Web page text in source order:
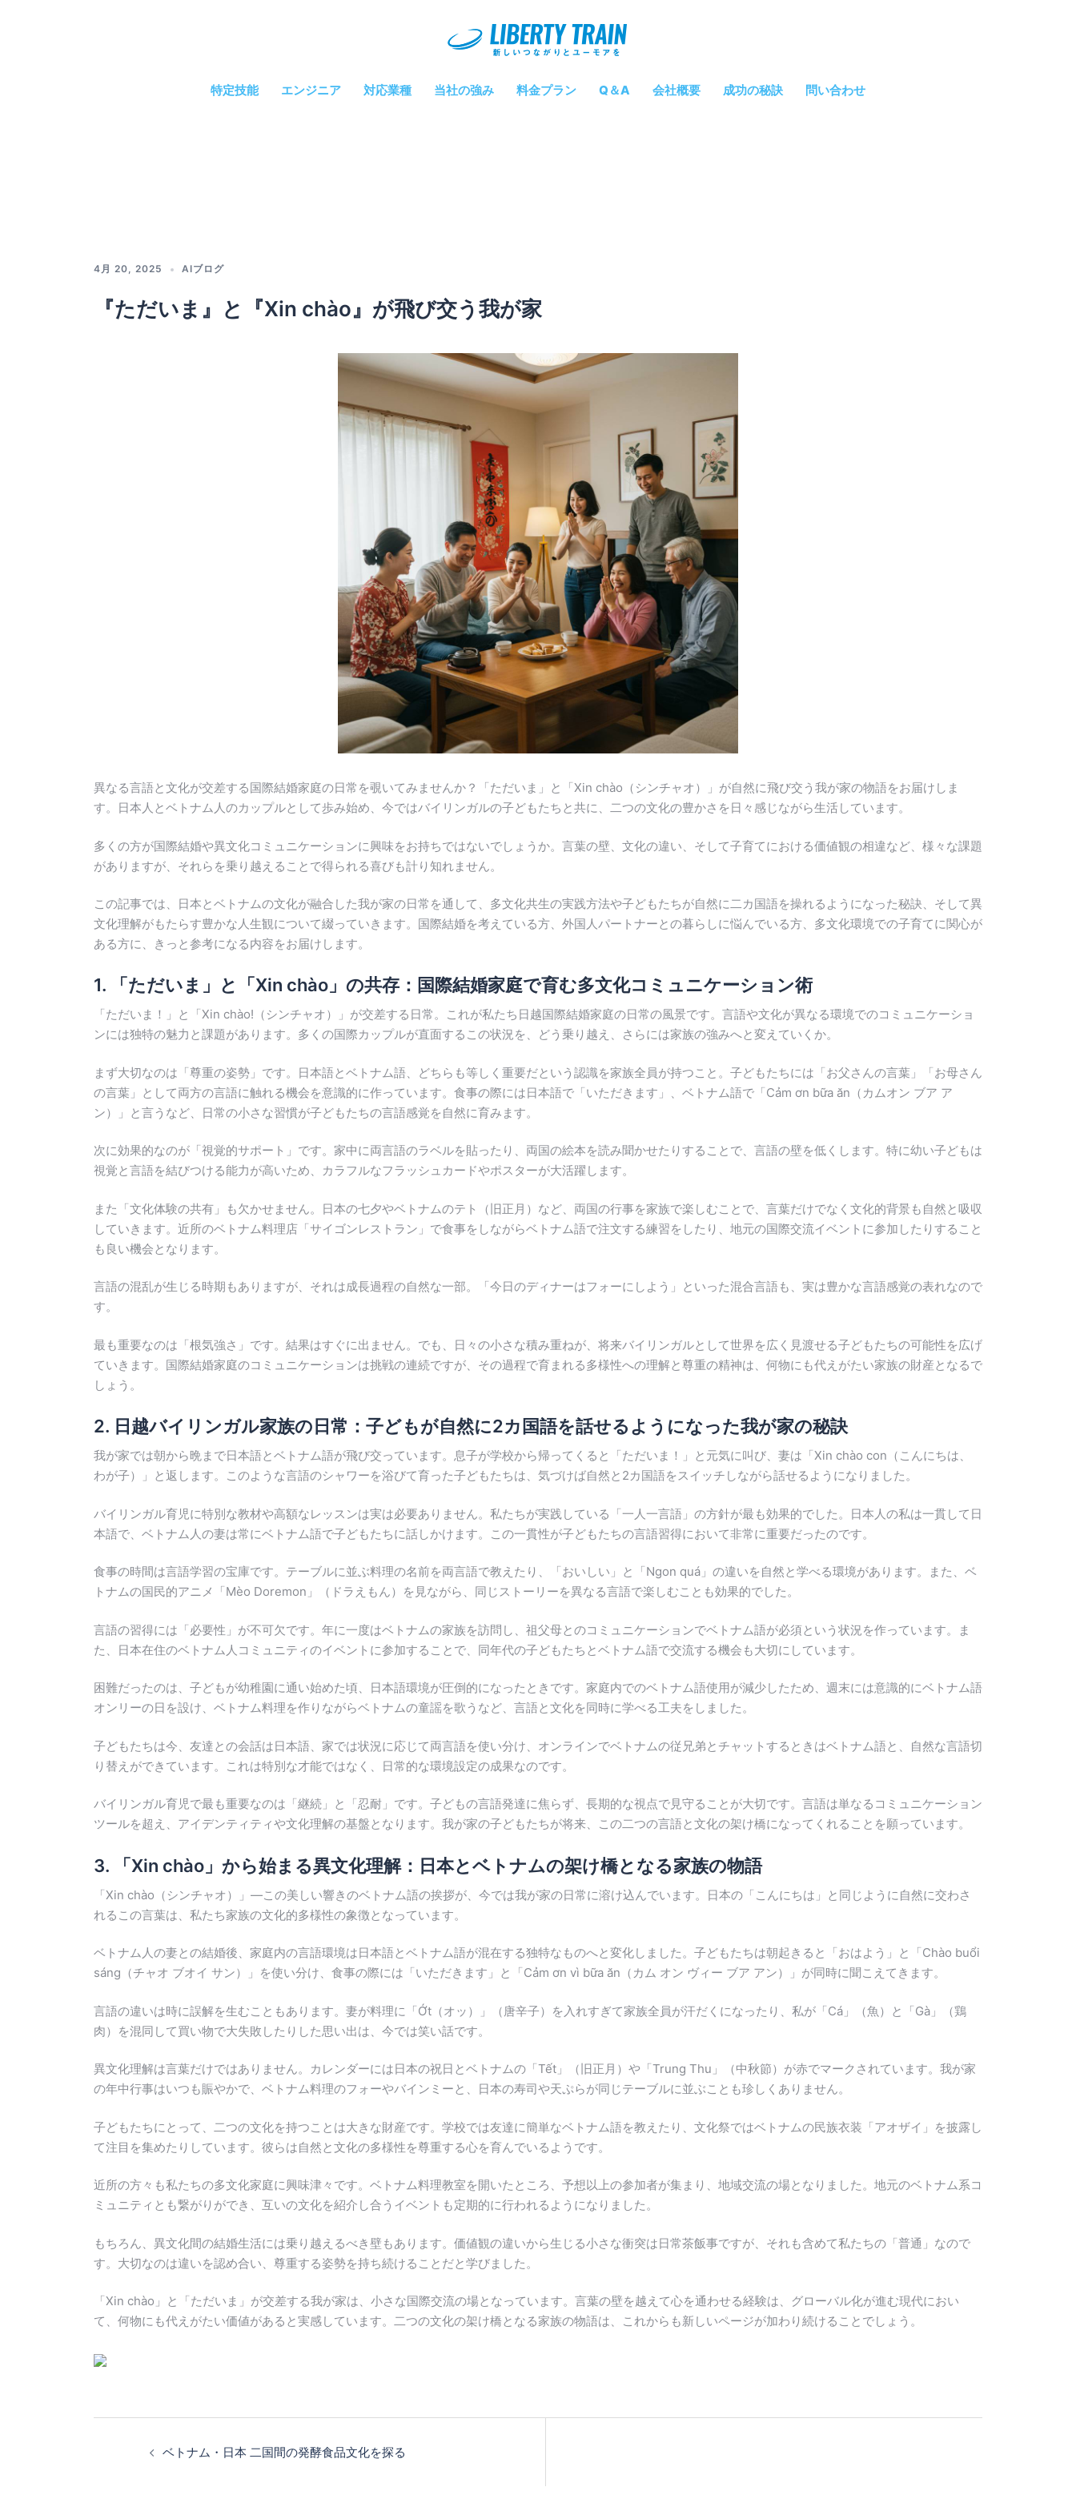
特定技能 エンジニア 対応業種 当社の強み 料金プラン Q＆A 会社概要 成功の秘訣 問い合わせ
4月 20, 2025 AIブログ
『ただいま』と『Xin chào』が飛び交う我が家
異なる言語と文化が交差する国際結婚家庭の日常を覗いてみませんか？「ただいま」と「Xin chào（シンチャオ）」が自然に飛び交う我が家の物語をお届けしま
す。日本人とベトナム人のカップルとして歩み始め、今ではバイリンガルの子どもたちと共に、二つの文化の豊かさを日々感じながら生活しています。
多くの方が国際結婚や異文化コミュニケーションに興味をお持ちではないでしょうか。言葉の壁、文化の違い、そして子育てにおける価値観の相違など、様々な課題
がありますが、それらを乗り越えることで得られる喜びも計り知れません。
この記事では、日本とベトナムの文化が融合した我が家の日常を通して、多文化共生の実践方法や子どもたちが自然に二カ国語を操れるようになった秘訣、そして異
文化理解がもたらす豊かな人生観について綴っていきます。国際結婚を考えている方、外国人パートナーとの暮らしに悩んでいる方、多文化環境での子育てに関心が
ある方に、きっと参考になる内容をお届けします。
1. 「ただいま」と「Xin chào」の共存：国際結婚家庭で育む多文化コミュニケーション術
「ただいま！」と「Xin chào!（シンチャオ）」が交差する日常。これが私たち日越国際結婚家庭の日常の風景です。言語や文化が異なる環境でのコミュニケーショ
ンには独特の魅力と課題があります。多くの国際カップルが直面するこの状況を、どう乗り越え、さらには家族の強みへと変えていくか。
まず大切なのは「尊重の姿勢」です。日本語とベトナム語、どちらも等しく重要だという認識を家族全員が持つこと。子どもたちには「お父さんの言葉」「お母さん
の言葉」として両方の言語に触れる機会を意識的に作っています。食事の際には日本語で「いただきます」、ベトナム語で「Cảm ơn bữa ăn（カムオン ブア ア
ン）」と言うなど、日常の小さな習慣が子どもたちの言語感覚を自然に育みます。
次に効果的なのが「視覚的サポート」です。家中に両言語のラベルを貼ったり、両国の絵本を読み聞かせたりすることで、言語の壁を低くします。特に幼い子どもは
視覚と言語を結びつける能力が高いため、カラフルなフラッシュカードやポスターが大活躍します。
また「文化体験の共有」も欠かせません。日本の七夕やベトナムのテト（旧正月）など、両国の行事を家族で楽しむことで、言葉だけでなく文化的背景も自然と吸収
していきます。近所のベトナム料理店「サイゴンレストラン」で食事をしながらベトナム語で注文する練習をしたり、地元の国際交流イベントに参加したりすること
も良い機会となります。
言語の混乱が生じる時期もありますが、それは成長過程の自然な一部。「今日のディナーはフォーにしよう」といった混合言語も、実は豊かな言語感覚の表れなので
す。
最も重要なのは「根気強さ」です。結果はすぐに出ません。でも、日々の小さな積み重ねが、将来バイリンガルとして世界を広く見渡せる子どもたちの可能性を広げ
ていきます。国際結婚家庭のコミュニケーションは挑戦の連続ですが、その過程で育まれる多様性への理解と尊重の精神は、何物にも代えがたい家族の財産となるで
しょう。
2. 日越バイリンガル家族の日常：子どもが自然に2カ国語を話せるようになった我が家の秘訣
我が家では朝から晩まで日本語とベトナム語が飛び交っています。息子が学校から帰ってくると「ただいま！」と元気に叫び、妻は「Xin chào con（こんにちは、
わが子）」と返します。このような言語のシャワーを浴びて育った子どもたちは、気づけば自然と2カ国語をスイッチしながら話せるようになりました。
バイリンガル育児に特別な教材や高額なレッスンは実は必要ありません。私たちが実践している「一人一言語」の方針が最も効果的でした。日本人の私は一貫して日
本語で、ベトナム人の妻は常にベトナム語で子どもたちに話しかけます。この一貫性が子どもたちの言語習得において非常に重要だったのです。
食事の時間は言語学習の宝庫です。テーブルに並ぶ料理の名前を両言語で教えたり、「おいしい」と「Ngon quá」の違いを自然と学べる環境があります。また、ベ
トナムの国民的アニメ「Mèo Doremon」（ドラえもん）を見ながら、同じストーリーを異なる言語で楽しむことも効果的でした。
言語の習得には「必要性」が不可欠です。年に一度はベトナムの家族を訪問し、祖父母とのコミュニケーションでベトナム語が必須という状況を作っています。ま
た、日本在住のベトナム人コミュニティのイベントに参加することで、同年代の子どもたちとベトナム語で交流する機会も大切にしています。
困難だったのは、子どもが幼稚園に通い始めた頃、日本語環境が圧倒的になったときです。家庭内でのベトナム語使用が減少したため、週末には意識的にベトナム語
オンリーの日を設け、ベトナム料理を作りながらベトナムの童謡を歌うなど、言語と文化を同時に学べる工夫をしました。
子どもたちは今、友達との会話は日本語、家では状況に応じて両言語を使い分け、オンラインでベトナムの従兄弟とチャットするときはベトナム語と、自然な言語切
り替えができています。これは特別な才能ではなく、日常的な環境設定の成果なのです。
バイリンガル育児で最も重要なのは「継続」と「忍耐」です。子どもの言語発達に焦らず、長期的な視点で見守ることが大切です。言語は単なるコミュニケーション
ツールを超え、アイデンティティや文化理解の基盤となります。我が家の子どもたちが将来、この二つの言語と文化の架け橋になってくれることを願っています。
3. 「Xin chào」から始まる異文化理解：日本とベトナムの架け橋となる家族の物語
「Xin chào（シンチャオ）」―この美しい響きのベトナム語の挨拶が、今では我が家の日常に溶け込んでいます。日本の「こんにちは」と同じように自然に交わさ
れるこの言葉は、私たち家族の文化的多様性の象徴となっています。
ベトナム人の妻との結婚後、家庭内の言語環境は日本語とベトナム語が混在する独特なものへと変化しました。子どもたちは朝起きると「おはよう」と「Chào buổi
sáng（チャオ ブオイ サン）」を使い分け、食事の際には「いただきます」と「Cảm ơn vì bữa ăn（カム オン ヴィー ブア アン）」が同時に聞こえてきます。
言語の違いは時に誤解を生むこともあります。妻が料理に「Ớt（オッ）」（唐辛子）を入れすぎて家族全員が汗だくになったり、私が「Cá」（魚）と「Gà」（鶏
肉）を混同して買い物で大失敗したりした思い出は、今では笑い話です。
異文化理解は言葉だけではありません。カレンダーには日本の祝日とベトナムの「Tết」（旧正月）や「Trung Thu」（中秋節）が赤でマークされています。我が家
の年中行事はいつも賑やかで、ベトナム料理のフォーやバインミーと、日本の寿司や天ぷらが同じテーブルに並ぶことも珍しくありません。
子どもたちにとって、二つの文化を持つことは大きな財産です。学校では友達に簡単なベトナム語を教えたり、文化祭ではベトナムの民族衣装「アオザイ」を披露し
て注目を集めたりしています。彼らは自然と文化の多様性を尊重する心を育んでいるようです。
近所の方々も私たちの多文化家庭に興味津々です。ベトナム料理教室を開いたところ、予想以上の参加者が集まり、地域交流の場となりました。地元のベトナム系コ
ミュニティとも繋がりができ、互いの文化を紹介し合うイベントも定期的に行われるようになりました。
もちろん、異文化間の結婚生活には乗り越えるべき壁もあります。価値観の違いから生じる小さな衝突は日常茶飯事ですが、それも含めて私たちの「普通」なので
す。大切なのは違いを認め合い、尊重する姿勢を持ち続けることだと学びました。
「Xin chào」と「ただいま」が交差する我が家は、小さな国際交流の場となっています。言葉の壁を越えて心を通わせる経験は、グローバル化が進む現代におい
て、何物にも代えがたい価値があると実感しています。二つの文化の架け橋となる家族の物語は、これからも新しいページが加わり続けることでしょう。
ベトナム・日本 二国間の発酵食品文化を探る